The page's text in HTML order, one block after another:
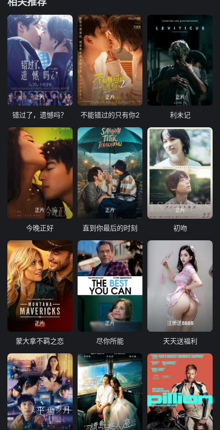
正片
错过了，遗憾吗？
正片
不能错过的只有你2
正片
利未记
正片
今晚正好
正片
直到你最后的时刻
正片
初吻
正片
蒙大拿不羁之恋
正片
尽你所能
注册送8888
天天送福利